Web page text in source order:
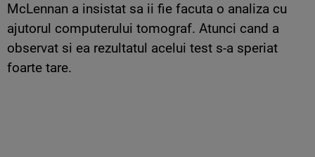
McLennan a insistat sa ii fie facuta o analiza cu
ajutorul computerului tomograf. Atunci cand a
observat si ea rezultatul acelui test s-a speriat
foarte tare.